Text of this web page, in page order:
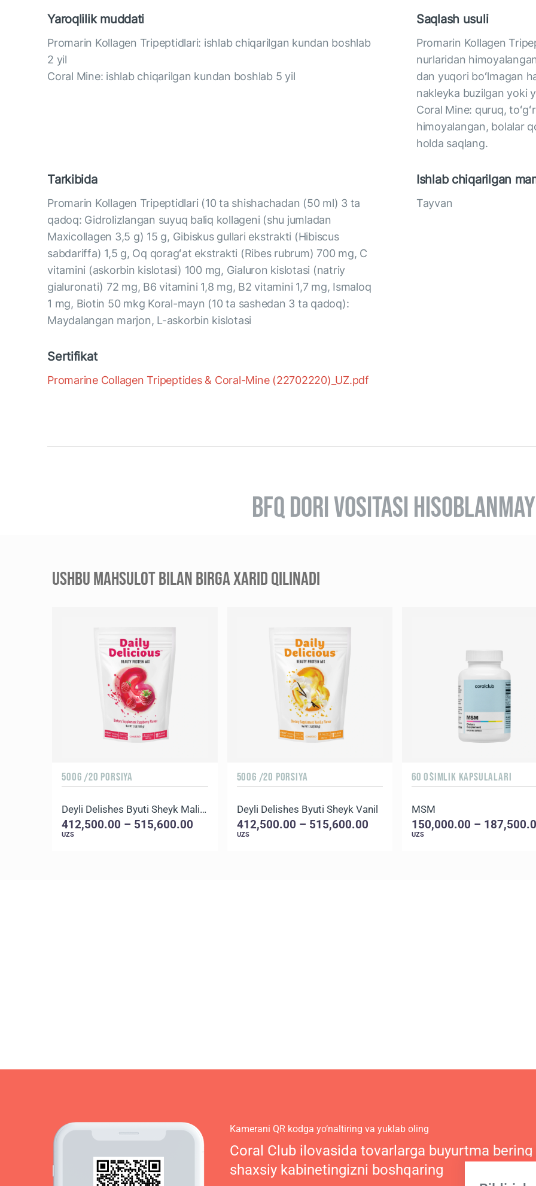
Yaroqlilik muddati
Promarin Kollagen Tripeptidlari: ishlab chiqarilgan kundan boshlab
2 yil
Coral Mine: ishlab chiqarilgan kundan boshlab 5 yil
Saqlash usuli
Promarin Kollagen
nurlaridan
dan yuqori boʻlmagan
nakleyka buzilgan yoki
Coral Mine: quruq,
himoyalangan, bolalar
holda saqlang.
Tarkibida
Promarin Kollagen Tripeptidlari (10 ta shishachadan (50 ml) 3 ta
qadoq: Gidrolizlangan suyuq baliq kollageni (shu jumladan
Maxicollagen 3,5 g) 15 g, Gibiskus gullari ekstrakti (Hibiscus
sabdariffa) 1,5 g, Oq qoragʻat ekstrakti (Ribes rubrum) 700 mg, С
vitamini (askorbin kislotasi) 100 mg, Gialuron kislotasi (natriy
gialuronati) 72 mg, B6 vitamini 1,8 mg, B2 vitamini 1,7 mg, Ismaloq
1 mg, Biotin 50 mkg Koral-mayn (10 ta sashedan 3 ta qadoq):
Maydalangan marjon, L-askorbin kislotasi
Ishlab chiqarilgan
Tayvan
Sertifikat
Promarine Collagen Tripeptides & Coral-Mine (22702220)_UZ.pdf
BFQ DORI VOSITASI
USHBU MAHSULOT BILAN BIRGA XARID QILINADI
500G /20 PORSIYA
Deyli Delishes Byuti Sheyk Malina
412,500.00 – 515,600.00
UZS
500G /20 PORSIYA
Deyli Delishes Byuti Sheyk Vanil
412,500.00 – 515,600.00
UZS
60 O`SIMLIK KAPSULALARI
MSM
150,000.00 –
UZS
Kamerani QR kodga yo‘naltiring va yuklab oling
Coral Club ilovasida tovarlarga buyurtma bering
shaxsiy kabinetingizni boshqaring